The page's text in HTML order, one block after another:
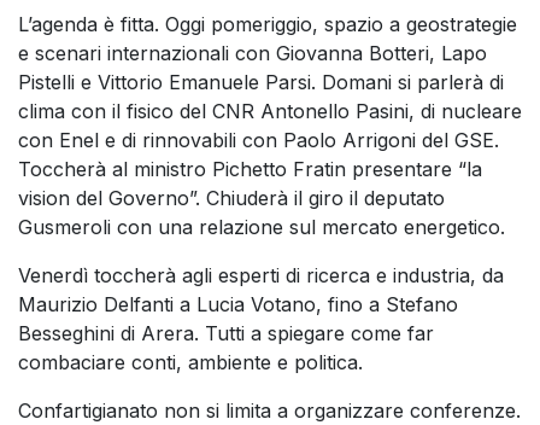
L’agenda è fitta. Oggi pomeriggio, spazio a geostrategie
e scenari internazionali con Giovanna Botteri, Lapo
Pistelli e Vittorio Emanuele Parsi. Domani si parlerà di
clima con il fisico del CNR Antonello Pasini, di nucleare
con Enel e di rinnovabili con Paolo Arrigoni del GSE.
Toccherà al ministro Pichetto Fratin presentare “la
vision del Governo”. Chiuderà il giro il deputato
Gusmeroli con una relazione sul mercato energetico.
Venerdì toccherà agli esperti di ricerca e industria, da
Maurizio Delfanti a Lucia Votano, fino a Stefano
Besseghini di Arera. Tutti a spiegare come far
combaciare conti, ambiente e politica.
Confartigianato non si limita a organizzare conferenze.